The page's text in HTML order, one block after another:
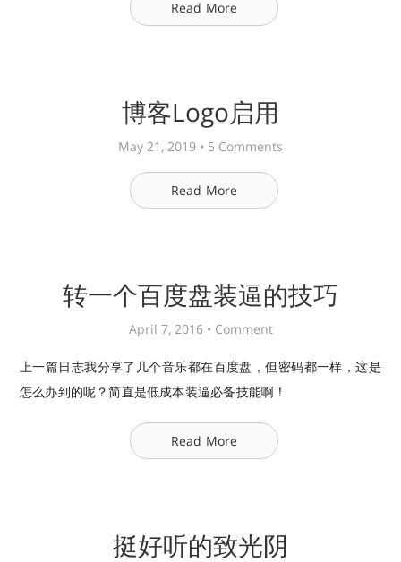
Read More
博客Logo启用
May 21, 2019 • 5 Comments
Read More
转一个百度盘装逼的技巧
April 7, 2016 • Comment
上一篇日志我分享了几个音乐都在百度盘，但密码都一样，这是
怎么办到的呢？简直是低成本装逼必备技能啊！
Read More
挺好听的致光阴